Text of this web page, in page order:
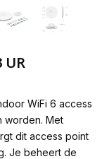
UR
WiFi 6 access
worden. Met
dit access point
Je beheert de